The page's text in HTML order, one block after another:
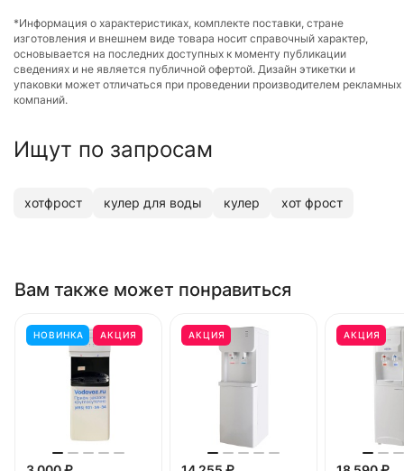
*Информация о характеристиках, комплекте поставки, стране
изготовления и внешнем виде товара носит справочный характер,
основывается на последних доступных к моменту публикации
сведениях и не является публичной офертой. Дизайн этикетки и
упаковки может отличаться при проведении производителем рекламных
компаний.
Ищут по запросам
хотфрост кулер для воды кулер хот фрост
Вам также может понравиться
НОВИНКА АКЦИЯ АКЦИЯ АКЦИЯ